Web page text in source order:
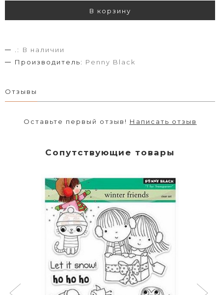
В корзину
.:
В наличии
Производитель: Penny Black
Отзывы
Оставьте первый отзыв! Написать отзыв
Сопутствующие товары